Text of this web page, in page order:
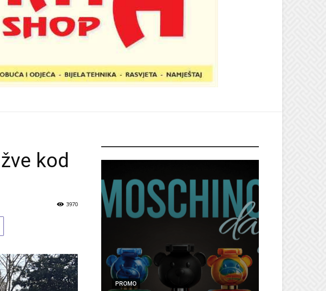
kod
3970
PROMO